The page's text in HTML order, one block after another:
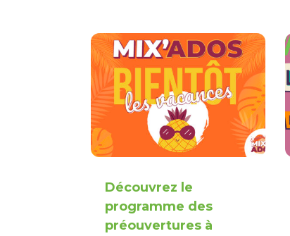
Découvrez le
programme des
préouvertures à